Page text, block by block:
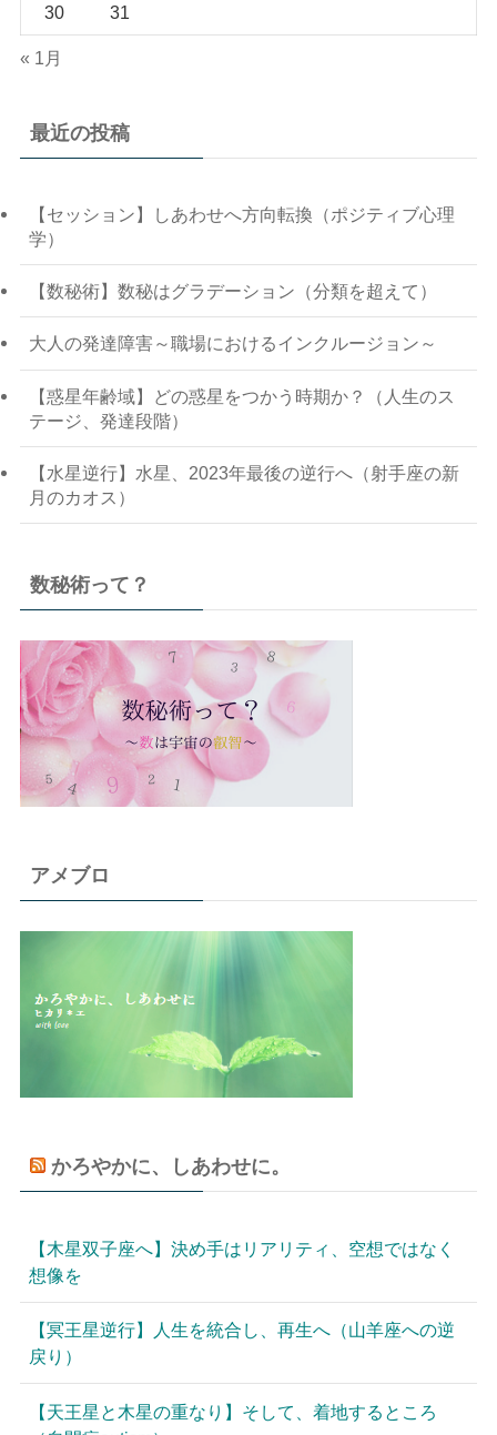
30 31
« 1月
最近の投稿
【セッション】しあわせへ方向転換（ポジティブ心理
学）
【数秘術】数秘はグラデーション（分類を超えて）
大人の発達障害～職場におけるインクルージョン～
【惑星年齢域】どの惑星をつかう時期か？（人生のス
テージ、発達段階）
【水星逆行】水星、2023年最後の逆行へ（射手座の新
月のカオス）
数秘術って？
アメブロ
かろやかに、しあわせに。
【木星双子座へ】決め手はリアリティ、空想ではなく
想像を
【冥王星逆行】人生を統合し、再生へ（山羊座への逆
戻り）
【天王星と木星の重なり】そして、着地するところ